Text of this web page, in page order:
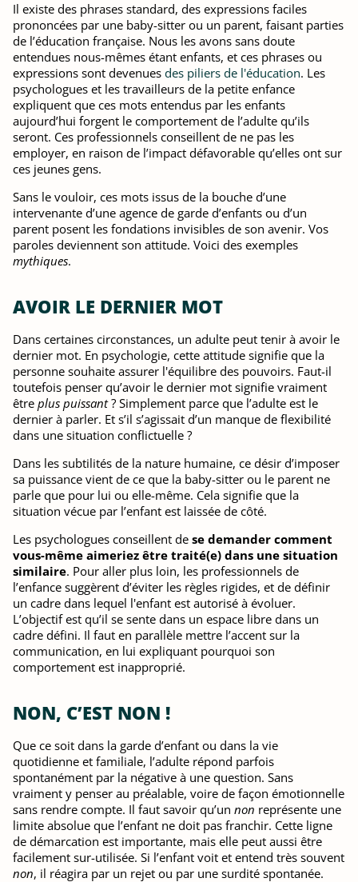
Il existe des phrases standard, des expressions faciles
prononcées par une baby-sitter ou un parent, faisant parties
de l’éducation française. Nous les avons sans doute
entendues nous-mêmes étant enfants, et ces phrases ou
expressions sont devenues des piliers de l'éducation. Les
psychologues et les travailleurs de la petite enfance
expliquent que ces mots entendus par les enfants
aujourd’hui forgent le comportement de l’adulte qu’ils
seront. Ces professionnels conseillent de ne pas les
employer, en raison de l’impact défavorable qu’elles ont sur
ces jeunes gens.
Sans le vouloir, ces mots issus de la bouche d’une
intervenante d’une agence de garde d’enfants ou d’un
parent posent les fondations invisibles de son avenir. Vos
paroles deviennent son attitude. Voici des exemples
mythiques.
AVOIR LE DERNIER MOT
Dans certaines circonstances, un adulte peut tenir à avoir le
dernier mot. En psychologie, cette attitude signifie que la
personne souhaite assurer l'équilibre des pouvoirs. Faut-il
toutefois penser qu’avoir le dernier mot signifie vraiment
être plus puissant? Simplement parce que l’adulte est le
dernier à parler. Et s’il s’agissait d’un manque de flexibilité
dans une situation conflictuelle ?
Dans les subtilités de la nature humaine, ce désir d’imposer
sa puissance vient de ce que la baby-sitter ou le parent ne
parle que pour lui ou elle-même. Cela signifie que la
situation vécue par l’enfant est laissée de côté.
Les psychologues conseillent de se demander comment
vous-même aimeriez être traité(e) dans une situation
similaire. Pour aller plus loin, les professionnels de
l’enfance suggèrent d’éviter les règles rigides, et de définir
un cadre dans lequel l'enfant est autorisé à évoluer.
L’objectif est qu’il se sente dans un espace libre dans un
cadre défini. Il faut en parallèle mettre l’accent sur la
communication, en lui expliquant pourquoi son
comportement est inapproprié.
NON, C’EST NON !
Que ce soit dans la garde d’enfant ou dans la vie
quotidienne et familiale, l’adulte répond parfois
spontanément par la négative à une question. Sans
vraiment y penser au préalable, voire de façon émotionnelle
sans rendre compte. Il faut savoir qu’un non représente une
limite absolue que l’enfant ne doit pas franchir. Cette ligne
de démarcation est importante, mais elle peut aussi être
facilement sur-utilisée. Si l’enfant voit et entend très souvent
non, il réagira par un rejet ou par une surdité spontanée.